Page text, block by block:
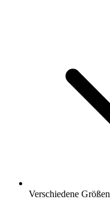
Verschiedene Größen